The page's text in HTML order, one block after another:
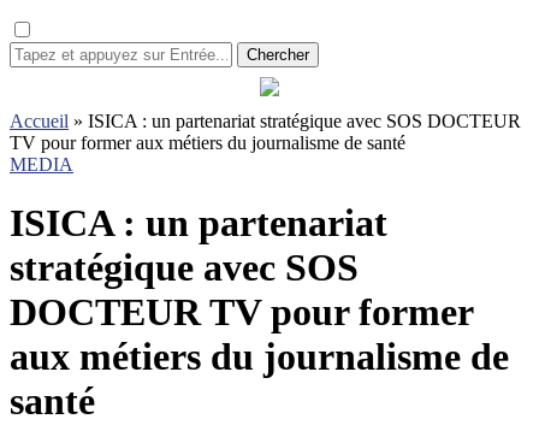
Chercher
Accueil » ISICA : un partenariat stratégique avec SOS DOCTEUR
TV pour former aux métiers du journalisme de santé
MEDIA
ISICA : un partenariat
stratégique avec SOS
DOCTEUR TV pour former
aux métiers du journalisme de
santé